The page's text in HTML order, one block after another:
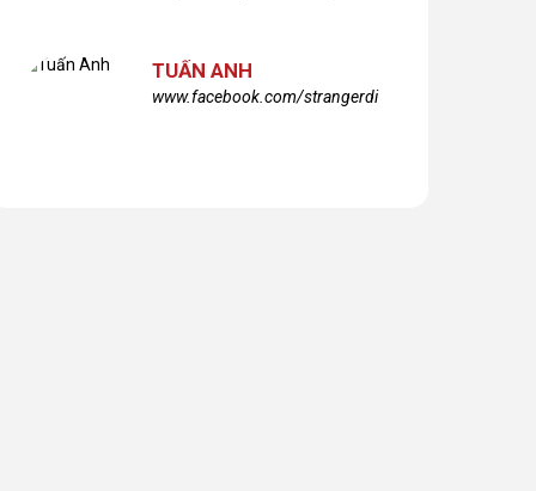
nhiều!
TUẤN ANH
www.facebook.com/strangerdi